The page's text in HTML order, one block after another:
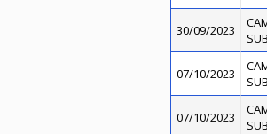
30/09/2023
07/10/2023
07/10/2023